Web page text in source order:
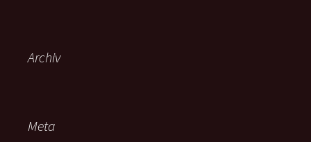
Archiv
Meta